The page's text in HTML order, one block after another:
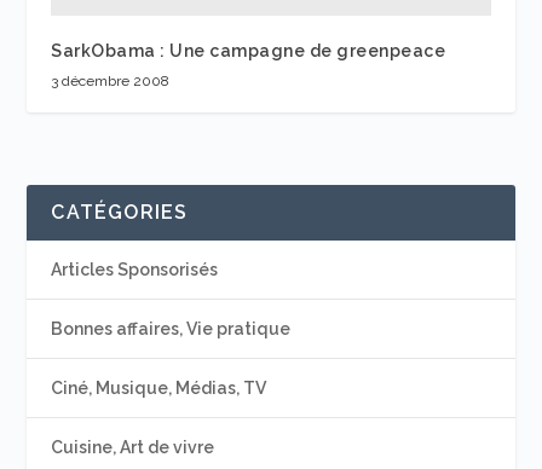
SarkObama : Une campagne de greenpeace
3 décembre 2008
CATÉGORIES
Articles Sponsorisés
Bonnes affaires, Vie pratique
Ciné, Musique, Médias, TV
Cuisine, Art de vivre